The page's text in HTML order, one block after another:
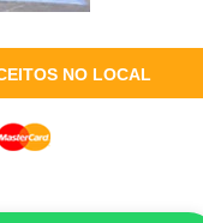
NO LOCAL